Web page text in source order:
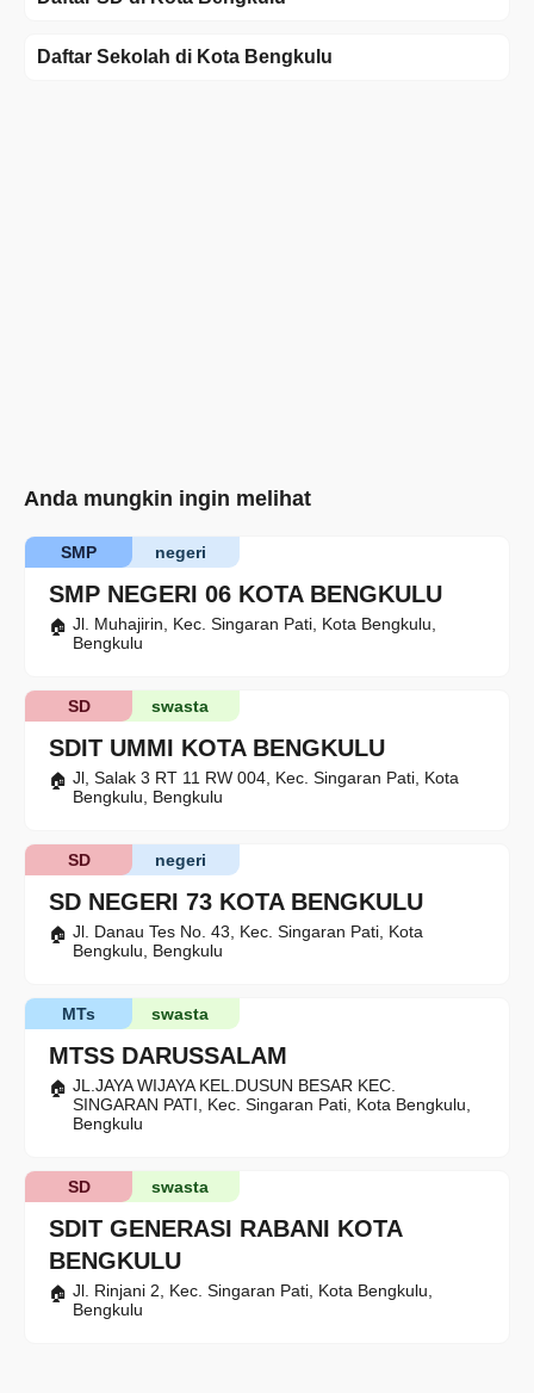
Daftar Sekolah di Kota Bengkulu
Anda mungkin ingin melihat
SMP NEGERI 06 KOTA BENGKULU
negeri
SMP
Jl. Muhajirin, Kec. Singaran Pati, Kota Bengkulu,
Bengkulu
SDIT UMMI KOTA BENGKULU
swasta
SD
Jl, Salak 3 RT 11 RW 004, Kec. Singaran Pati, Kota
Bengkulu, Bengkulu
SD NEGERI 73 KOTA BENGKULU
negeri
SD
Jl. Danau Tes No. 43, Kec. Singaran Pati, Kota
Bengkulu, Bengkulu
MTSS DARUSSALAM
swasta
MTs
JL.JAYA WIJAYA KEL.DUSUN BESAR KEC.
SINGARAN PATI, Kec. Singaran Pati, Kota Bengkulu,
Bengkulu
SDIT GENERASI RABANI KOTA
BENGKULU
swasta
SD
Jl. Rinjani 2, Kec. Singaran Pati, Kota Bengkulu,
Bengkulu